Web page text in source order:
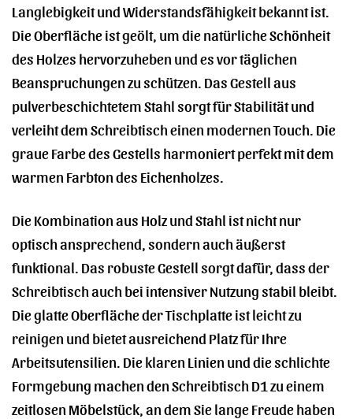
Langlebigkeit und Widerstandsfähigkeit bekannt ist.
Die Oberfläche ist geölt, um die natürliche Schönheit
des Holzes hervorzuheben und es vor täglichen
Beanspruchungen zu schützen. Das Gestell aus
pulverbeschichtetem Stahl sorgt für Stabilität und
verleiht dem Schreibtisch einen modernen Touch. Die
graue Farbe des Gestells harmoniert perfekt mit dem
warmen Farbton des Eichenholzes.
Die Kombination aus Holz und Stahl ist nicht nur
optisch ansprechend, sondern auch äußerst
funktional. Das robuste Gestell sorgt dafür, dass der
Schreibtisch auch bei intensiver Nutzung stabil bleibt.
Die glatte Oberfläche der Tischplatte ist leicht zu
reinigen und bietet ausreichend Platz für Ihre
Arbeitsutensilien. Die klaren Linien und die schlichte
Formgebung machen den Schreibtisch D1 zu einem
zeitlosen Möbelstück, an dem Sie lange Freude haben